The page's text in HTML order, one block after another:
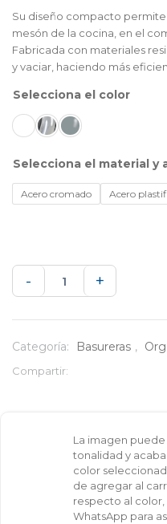
Su diseño compacto
mesón de la cocina, en el
Fabricada con materiales
y vaciar, haciendo más
color
material y
Acero cromado Acero
-
Basurera
mesa
cantidad
+
Categoría: Basureras ,
Compartir:
La imagen
tonalidad y
color
de agregar al
respecto al
WhatsApp para